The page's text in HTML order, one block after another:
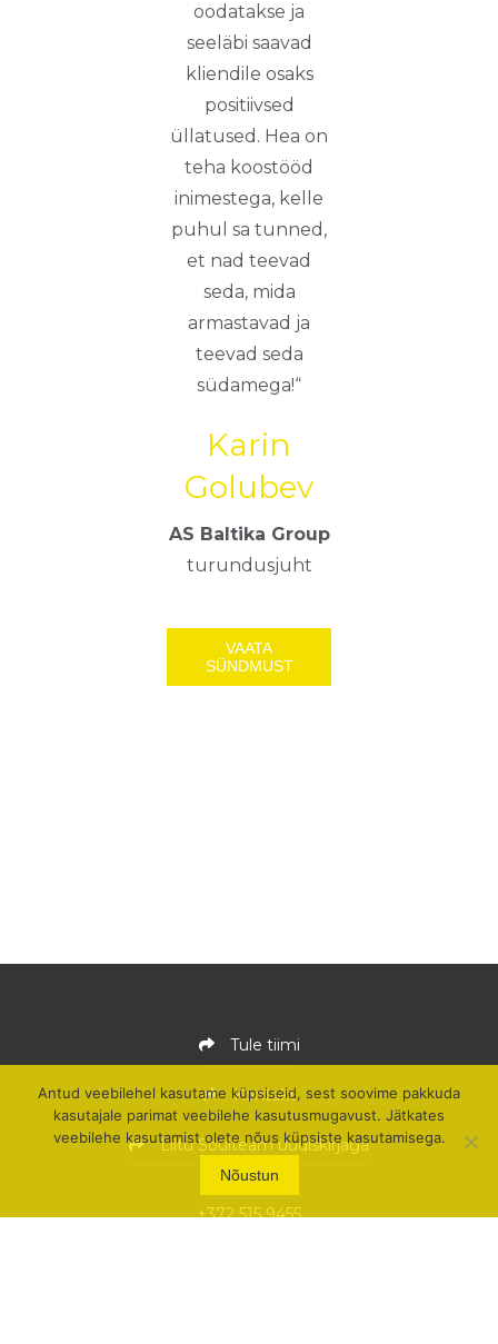
oodatakse ja
seeläbi saavad
kliendile osaks
positiivsed
üllatused. Hea on
teha koostööd
inimestega, kelle
puhul sa tunned,
et nad teevad
seda, mida
armastavad ja
teevad seda
südamega!“
Karin
Golubev
AS Baltika Group
turundusjuht
VAATA
SÜNDMUST
Tule tiimi
Kontakt
Liitu Soulteam uudiskirjaga
+372 515 9455
Antud veebilehel kasutame küpsiseid, sest soovime pakkuda
kasutajale parimat veebilehe kasutusmugavust. Jätkates
veebilehe kasutamist olete nõus küpsiste kasutamisega.
Nõustun